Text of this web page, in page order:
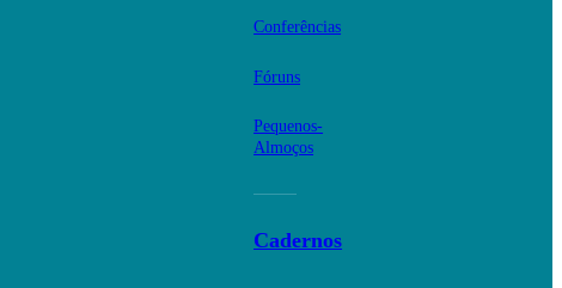
Conferências
Fóruns
Pequenos-
Almoços
Cadernos